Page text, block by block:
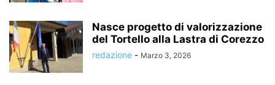
Nasce progetto di valorizzazione
del Tortello alla Lastra di Corezzo
redazione - Marzo 3, 2026